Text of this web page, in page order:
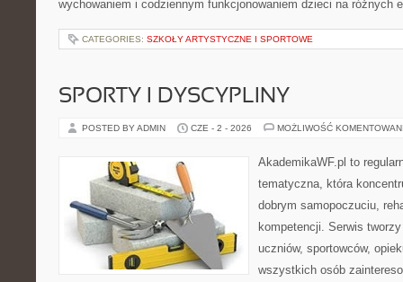
wychowaniem i codziennym funkcjonowaniem dzieci na różnych
CATEGORIES: SZKOŁY ARTYSTYCZNE I SPORTOWE
SPORTY I DYSCYPLINY
POSTED BY ADMIN CZE - 2 - 2026 MOŻLIWOŚĆ
AkademikaWF.pl to
tematyczna, która
dobrym samopoczuciu,
kompetencji. Serwis
uczniów, sportowców,
wszystkich osób